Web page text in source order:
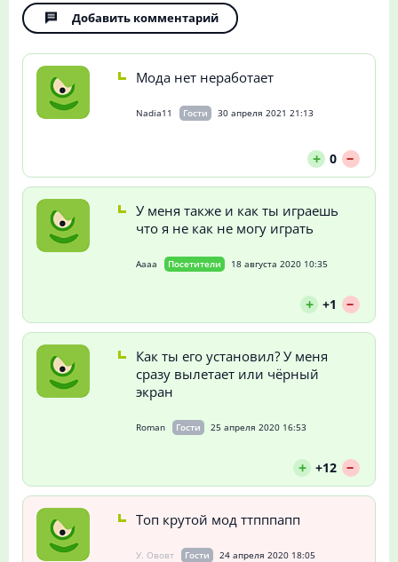
Добавить комментарий
Мода нет неработает
Nadia11 Гости 30 апреля 2021 21:13
+ 0 --
У меня также и как ты играешь
что я не как не могу играть
Aaaa Посетители 18 августа 2020 10:35
+ +1 --
Как ты его установил? У меня
сразу вылетает или чёрный
экран
Roman Гости 25 апреля 2020 16:53
+ +12 --
Топ крутой мод ттпппапп
У. Ововт Гости 24 апреля 2020 18:05